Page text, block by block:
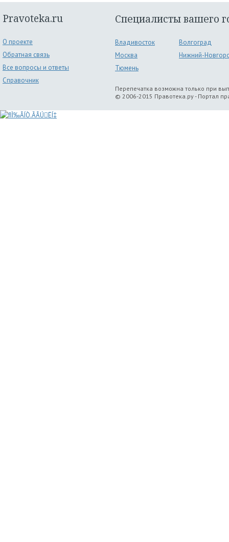
Pravoteka.ru
О проекте
Обратная связь
Все вопросы и ответы
Справочник
Специалисты вашего
Владивосток
Волгоград
Москва
Нижний-
Тюмень
Перепечатка возможна только при
© 2006-2015 Правотека.ру - Портал